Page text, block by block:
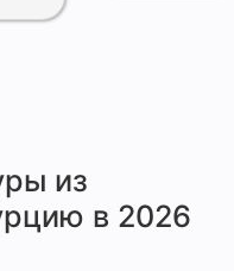
из
в 2026